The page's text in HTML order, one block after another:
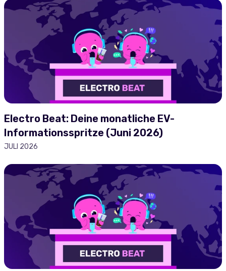
Electro Beat: Deine monatliche EV-
Informationsspritze (Juni 2026)
JULI 2026